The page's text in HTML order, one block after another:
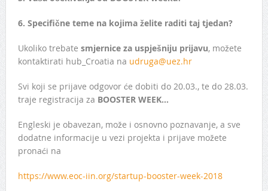
6. Specifične teme na kojima želite raditi taj tjedan?
Ukoliko trebate smjernice za uspješniju prijavu, možete
kontaktirati hub_Croatia na udruga@uez.hr
Svi koji se prijave odgovor će dobiti do 20.03., te do 28.03.
traje registracija za BOOSTER WEEK…
Engleski je obavezan, može i osnovno poznavanje, a sve
dodatne informacije u vezi projekta i prijave možete
pronaći na
https://www.eoc-iin.org/startup-booster-week-2018